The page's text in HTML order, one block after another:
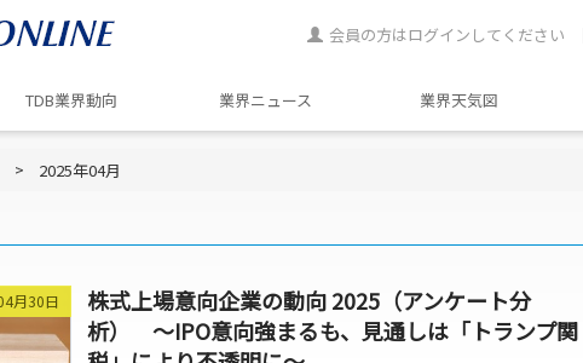
会員の方はログインしてください
TDB業界動向 業界ニュース 業界天気図
2025年04月
月30日
株式上場意向企業の動向 2025（アンケート分
析） ～IPO意向強まるも、見通しは「トランプ関